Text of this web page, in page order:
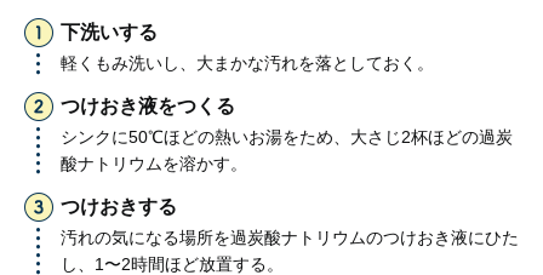
下洗いする
軽くもみ洗いし、大まかな汚れを落としておく。
つけおき液をつくる
シンクに50℃ほどの熱いお湯をため、大さじ2杯ほどの過炭
酸ナトリウムを溶かす。
つけおきする
汚れの気になる場所を過炭酸ナトリウムのつけおき液にひた
し、1〜2時間ほど放置する。